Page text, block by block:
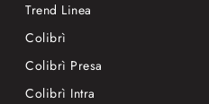
Trend Linea
Colibrì
Colibrì Presa
Colibrì Intra